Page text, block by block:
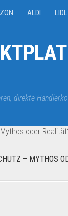
ALDI LIDL
direkte
oder
– MYTHOS